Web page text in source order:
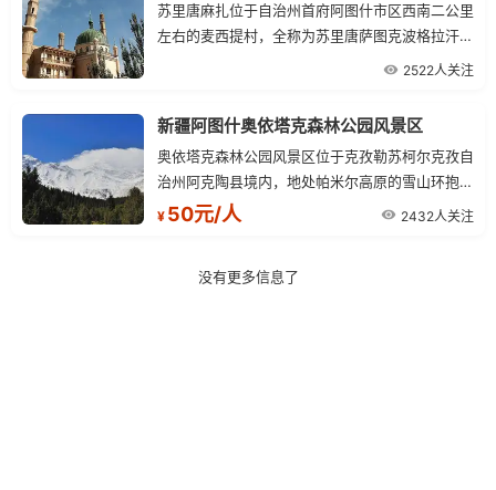
苏里唐麻扎位于自治州首府阿图什市区西南二公里
左右的麦西提村，全称为苏里唐萨图克波格拉汗麻
扎，是公元老派十世纪到十三世纪初我国新疆南部
2522人关注
新疆阿图什奥依塔克森林公园风景区
奥依塔克森林公园风景区位于克孜勒苏柯尔克孜自
治州阿克陶县境内，地处帕米尔高原的雪山环抱之
中，中巴公路边上，距喀什120公里。奥依塔克是
¥ 50元/人 2432人关注
没有更多信息了